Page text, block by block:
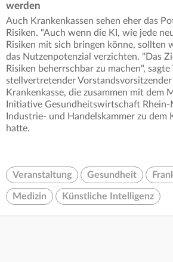
werden
Auch Krankenkassen sehen eher das
Risiken. "Auch wenn die KI, wie jede
Risiken mit sich bringen könne, sollten
das Nutzenpotenzial verzichten. "Das
Risiken beherrschbar zu machen",
stellvertretender Vorstandsvorsitzender
Krankenkasse, die zusammen mit dem
Initiative Gesundheitswirtschaft
Industrie- und Handelskammer zu dem
hatte.
Veranstaltung Gesundheit
Medizin Künstliche Intelligenz